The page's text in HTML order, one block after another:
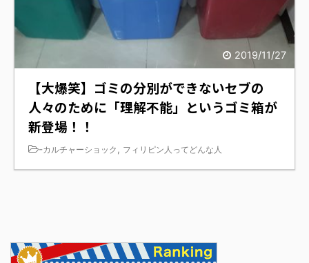
2019/11/27
【大爆笑】ゴミの分別ができないセブの
人々のために「理解不能」というゴミ箱が
新登場！！
-カルチャーショック , フィリピン人ってどんな人